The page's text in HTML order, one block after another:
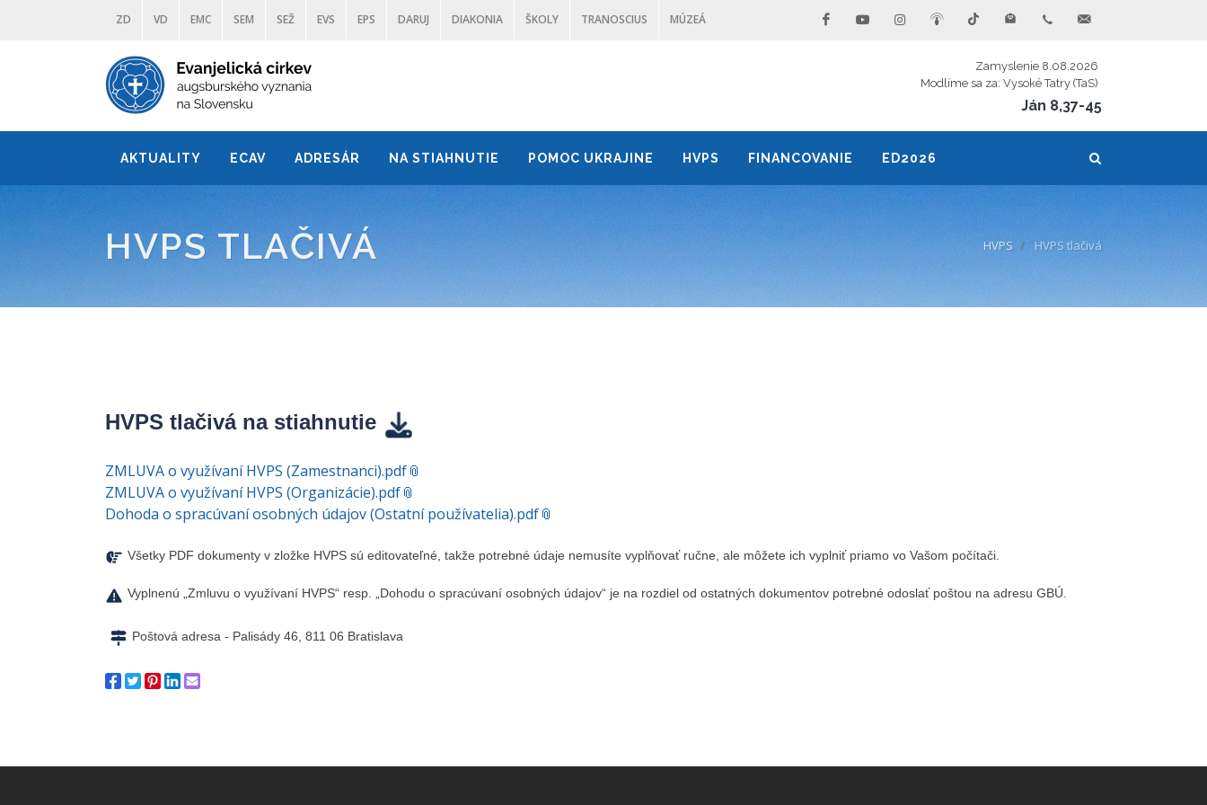
ZD VD EMC SEM SEŽ EVS EPS DARUJ DIAKONIA ŠKOLY TRANOSCIUS MÚZEÁ
Zamyslenie 8.08.2026
Modlíme sa za: Vysoké Tatry (TaS)
Ján 8,37-45
AKTUALITY ECAV ADRESÁR NA STIAHNUTIE POMOC UKRAJINE HVPS FINANCOVANIE ED2026
HVPS TLAČIVÁ HVPS HVPS tlačivá
HVPS tlačivá na stiahnutie
ZMLUVA o využívaní HVPS (Zamestnanci).pdf
ZMLUVA o využívaní HVPS (Organizácie).pdf
Dohoda o spracúvaní osobných údajov (Ostatní používatelia).pdf
Všetky PDF dokumenty v zložke HVPS sú editovateľné, takže potrebné údaje nemusíte vyplňovať ručne, ale môžete ich vyplniť priamo vo Vašom počítači.
Vyplnenú „Zmluvu o využívaní HVPS“ resp. „Dohodu o spracúvaní osobných údajov“ je na rozdiel od ostatných dokumentov potrebné odoslať poštou na adresu GBÚ.
Poštová adresa - Palisády 46, 811 06 Bratislava